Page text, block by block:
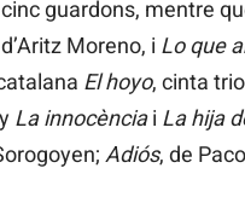
guardons, mentre
Moreno, i Lo que
El hoyo, cinta
La innocènciai La hija
Adiós, de